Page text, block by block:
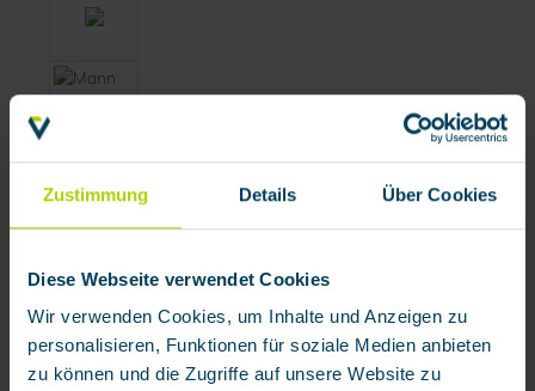
Zustimmung Details Über Cookies
Diese Webseite verwendet Cookies
Wir verwenden Cookies, um Inhalte und Anzeigen zu
personalisieren, Funktionen für soziale Medien anbieten
zu können und die Zugriffe auf unsere Website zu